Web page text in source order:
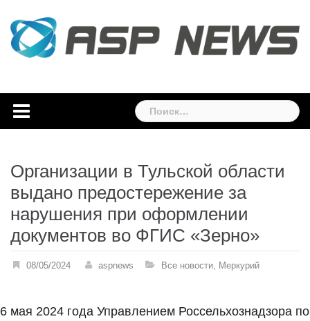
content
Найти:
Организации в Тульской области
выдано предостережение за
нарушения при оформлении
документов во ФГИС «Зерно»
08/05/2024 aspnews Все новости, Меркурий
6 мая 2024 года Управлением Россельхознадзора по